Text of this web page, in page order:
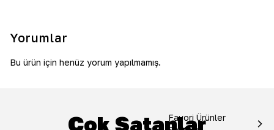
Yorumlar
Bu ürün için henüz yorum yapılmamış.
Çok Satanlar
Favori Ürünler